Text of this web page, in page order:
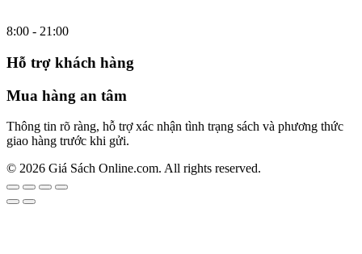
8:00 - 21:00
Hỗ trợ khách hàng
Mua hàng an tâm
Thông tin rõ ràng, hỗ trợ xác nhận tình trạng sách và phương thức
giao hàng trước khi gửi.
© 2026 Giá Sách Online.com. All rights reserved.